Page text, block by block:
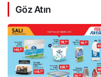
Göz Atın